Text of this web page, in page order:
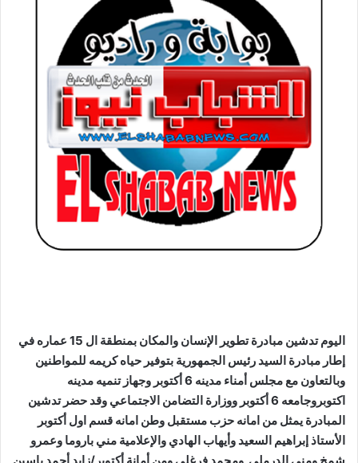
اليوم تدشين مبادرة تطوير الإنسان والمكان بمنطقة ال 15 عماره في
إطار مبادرة السيد رئيس الجمهورية بتوفير حياه كريمه للمواطنين
وبالتعاون مع مجلس أمناء مدينه 6 أكتوبر وجهاز تنميه مدينه
اكتوبروجامعه 6 أكتوبر ووزارة التضامن الاجتماعي وقد حضر تدشين
المبادرة يمثل من امانه حزب مستقبل وطن امانه قسم اول أكتوبر
الأستاذ إبراهيم السعيد وأيهاب الهادي والإعلامية مني باروما وعمرو